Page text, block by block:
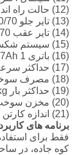
(12) حالت راه اندازی الکتریکی و شروع الکترود
(13) تایر جلو 110/70-16
(14) تایر عقب 140/70-16
(15) سیستم شکستن F: دیسک R: دیسک
(16) باتری 12V 7Ah 1
(17) حداکثر سرعت 88 کیلومتر در ساعت
(18) مصرف سوخت اقتصادی 2.3 لیتر / 100 کیلومتر
(19) حداکثر بار 120kg
(20) مخزن سوخت 11 لیتر
(21) اندازه کارتن 2180 * 680 * 1190mm
برنامه های
فقط برای
کوه جاده، در